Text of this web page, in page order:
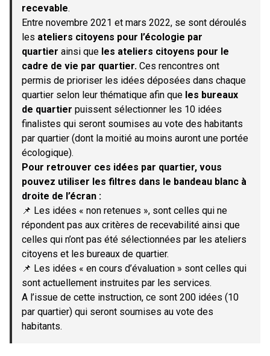
recevable.
Entre novembre 2021 et mars 2022, se sont déroulés
les ateliers citoyens pour l’écologie par
quartier ainsi que les ateliers citoyens pour le
cadre de vie par quartier. Ces rencontres ont
permis de prioriser les idées déposées dans chaque
quartier selon leur thématique afin que les bureaux
de quartier puissent sélectionner les 10 idées
finalistes qui seront soumises au vote des habitants
par quartier (dont la moitié au moins auront une portée
écologique).
Pour retrouver ces idées par quartier, vous
pouvez utiliser les filtres dans le bandeau blanc à
droite de l’écran :
📌 Les idées « non retenues », sont celles qui ne
répondent pas aux critères de recevabilité ainsi que
celles qui n’ont pas été sélectionnées par les ateliers
citoyens et les bureaux de quartier.
📌 Les idées « en cours d’évaluation » sont celles qui
sont actuellement instruites par les services.
A l’issue de cette instruction, ce sont 200 idées (10
par quartier) qui seront soumises au vote des
habitants.